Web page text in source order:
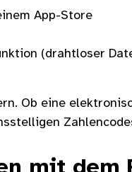
App-Store
(drahtloser
Ob eine